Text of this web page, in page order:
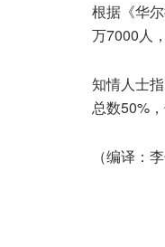
根据《华
万7000人
知情人士
总数50%
（编译：